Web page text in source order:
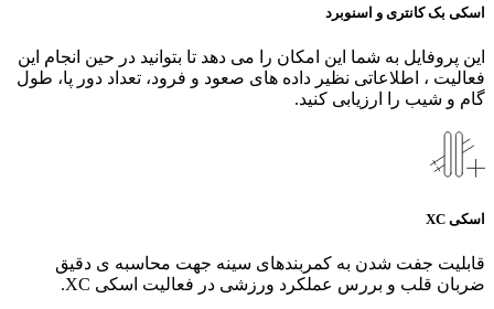
اسکی بک کانتری و اسنوبرد
این پروفایل به شما این امکان را می دهد تا بتوانید در حین انجام این
فعالیت ، اطلاعاتی نظیر داده های صعود و فرود، تعداد دور پا، طول
گام و شیب را ارزیابی کنید.
اسکی XC
قابلیت جفت شدن به کمربندهای سینه جهت محاسبه ی دقیق
ضربان قلب و بررس عملکرد ورزشی در فعالیت اسکی XC.